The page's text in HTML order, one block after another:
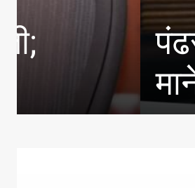
मंत्री